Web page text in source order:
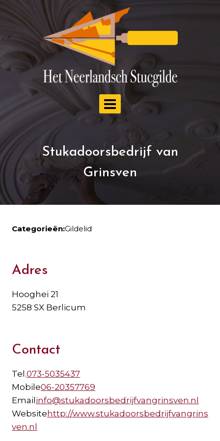
Doorgaan
naar
Stukadoorsbedrijf van
Grinsven
Categorieën:Gildelid
Adres
Hooghei 21
5258 SX Berlicum
Contact
Tel.073-5035437
Mobile06-20357769
Emailinfo@stukadoorsbedrijfvangrinsven.nl
Websitehttp://www.stukadoorsbedrijfvangrins
ven.nl